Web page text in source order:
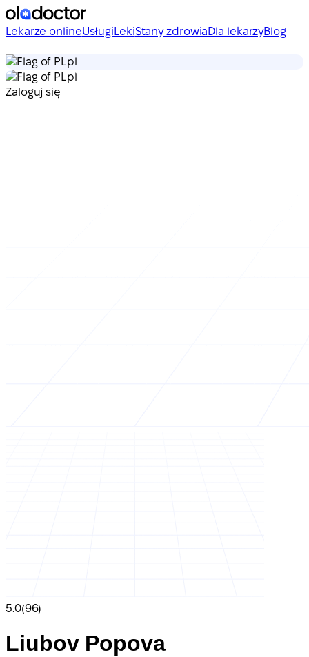
Lekarze onlineUsługi LekiStany zdrowiaDla lekarzyBlog
pl
pl
Zaloguj się
5.0(96)
Liubov Popova